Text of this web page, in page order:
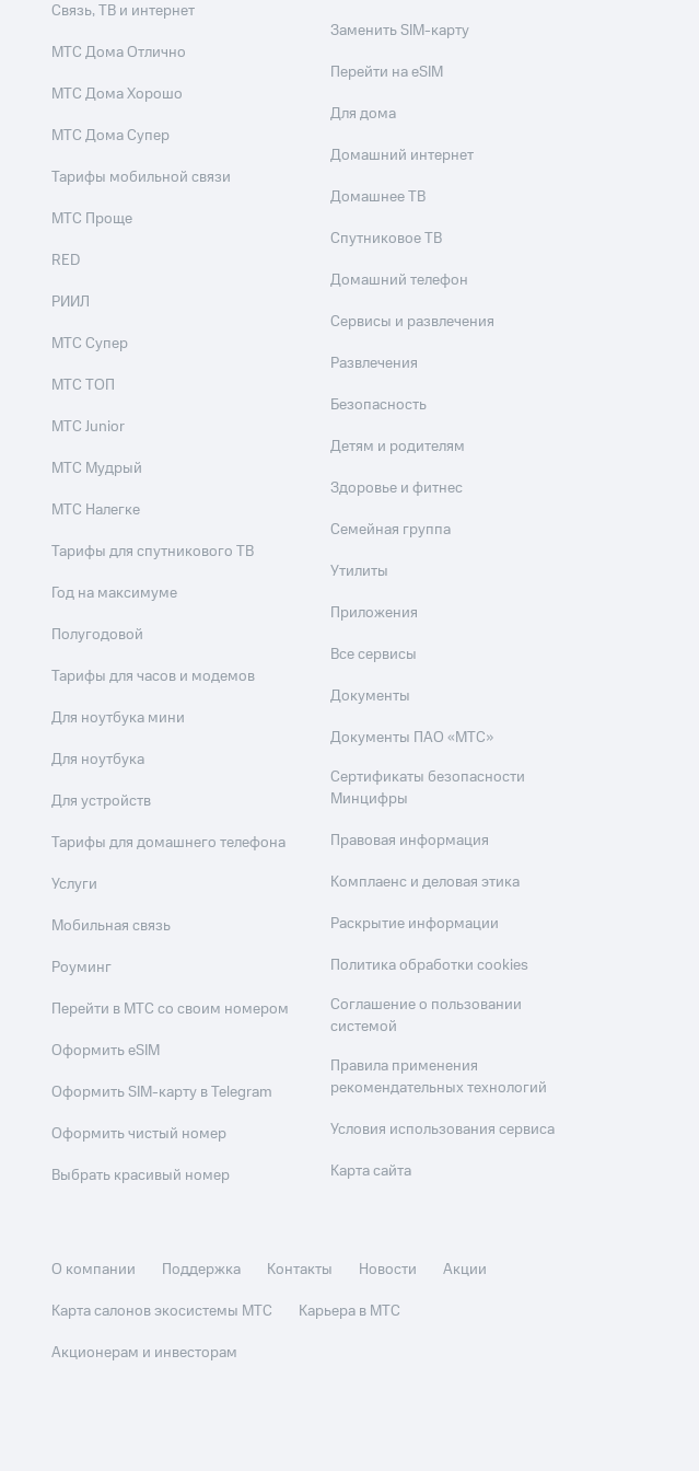
Связь, ТВ и интернет
МТС Дома Отлично
МТС Дома Хорошо
МТС Дома Супер
Тарифы мобильной связи
МТС Проще
RED
РИИЛ
МТС Супер
МТС ТОП
МТС Junior
МТС Мудрый
МТС Налегке
Тарифы для спутникового ТВ
Год на максимуме
Полугодовой
Тарифы для часов и модемов
Для ноутбука мини
Для ноутбука
Для устройств
Тарифы для домашнего телефона
Услуги
Мобильная связь
Роуминг
Перейти в МТС со своим номером
Оформить eSIM
Оформить SIM-карту в Telegram
Оформить чистый номер
Выбрать красивый номер
Заменить SIM-карту
Перейти на eSIM
Для дома
Домашний интернет
Домашнее ТВ
Спутниковое ТВ
Домашний телефон
Сервисы и развлечения
Развлечения
Безопасность
Детям и родителям
Здоровье и фитнес
Семейная группа
Утилиты
Приложения
Все сервисы
Документы
Документы ПАО «МТС»
Сертификаты безопасности
Минцифры
Правовая информация
Комплаенс и деловая этика
Раскрытие информации
Политика обработки cookies
Соглашение о пользовании
системой
Правила применения
рекомендательных технологий
Условия использования сервиса
Карта сайта
О компании Поддержка Контакты Новости
Акции
Карта салонов экосистемы МТС
Карьера в МТС
Акционерам и инвесторам